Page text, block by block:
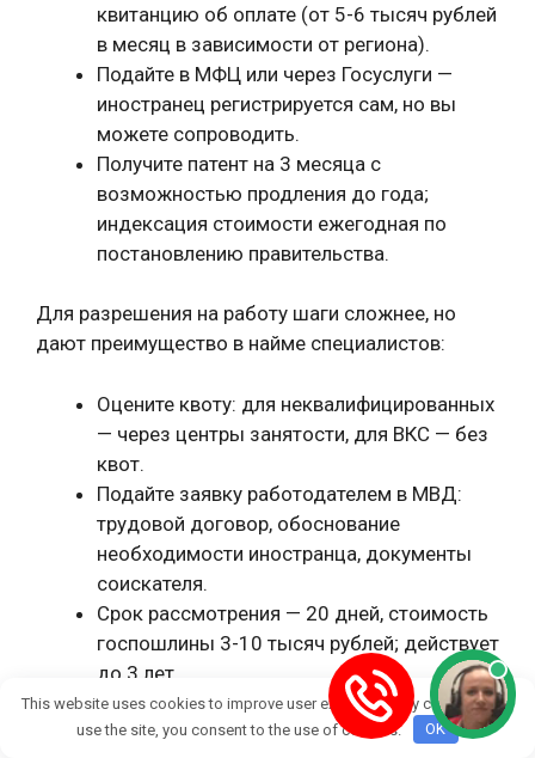
квитанцию об оплате (от 5-6 тысяч рублей
в месяц в зависимости от региона).
Подайте в МФЦ или через Госуслуги —
иностранец регистрируется сам, но вы
можете сопроводить.
Получите патент на 3 месяца с
возможностью продления до года;
индексация стоимости ежегодная по
постановлению правительства.
Для разрешения на работу шаги сложнее, но
дают преимущество в найме специалистов:
Оцените квоту: для неквалифицированных
— через центры занятости, для ВКС — без
квот.
Подайте заявку работодателем в МВД:
трудовой договор, обоснование
необходимости иностранца, документы
соискателя.
Срок рассмотрения — 20 дней, стоимость
госпошлины 3-10 тысяч рублей; действует
до 3 лет.
Обратите внимание на ключевые нюансы при
This website uses cookies to improve user experience. By continuing to
use the site, you consent to the use of cookies.
OK